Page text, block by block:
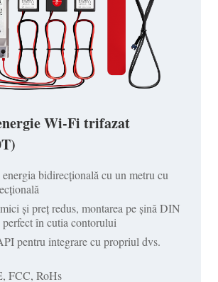
Wi-Fi trifazat
bidirecțională cu un metru cu
și preț redus, montarea pe șină DIN
perfect în cutia contorului
pentru integrare cu propriul dvs.
FCC, RoHs